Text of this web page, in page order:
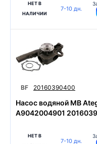
НЕТ В
НАЛИЧИИ
7-10 дн.
BF 20160390400
Насос водяной MB
A9042004901
НЕТ В
7-10 дн.